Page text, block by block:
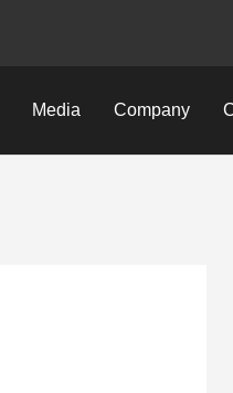
Media Company